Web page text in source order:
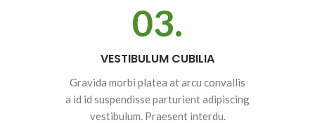
03.
VESTIBULUM CUBILIA
Gravida morbi platea at arcu convallis
a id id suspendisse parturient adipiscing
vestibulum. Praesent interdu.